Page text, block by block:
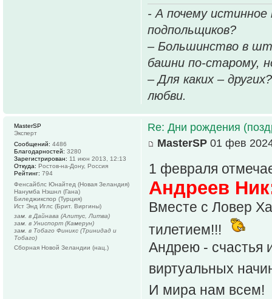
- А почему
подпольщиков?
– Большинство в
башни по-старому,
– Для каких –
любви.
Re: Дни рождения
MasterSP 01 фев
1 февраля
Андреев
Вместе с Ловер
тилетием!!!
Андрею - счастья
виртуальных
И мира нам всем!
MasterSP
Эксперт
Сообщений: 4486
Благодарностей: 3280
Зарегистрирован: 11 июн 2013, 12:13
Откуда: Ростов-на-Дону, Россия
Рейтинг: 794
Фенсайблс Юнайтед (Новая Зеландия)
Нанумба Нэшнл (Гана)
Биледжикспор (Турция)
Ист Энд Иглс (Брит. Виргины)
зам. в Дайнава (Алитус, Литва)
зам. в Униспорт (Камерун)
зам. в Тобаго Финикс (Тринидад и
Тобаго)
Сборная Новой Зеландии (нац.)